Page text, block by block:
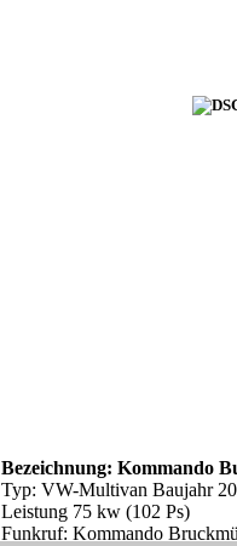
Bezeichnung: Kommando
Typ: VW-Multivan Baujahr
Leistung 75 kw (102 Ps)
Funkruf: Kommando